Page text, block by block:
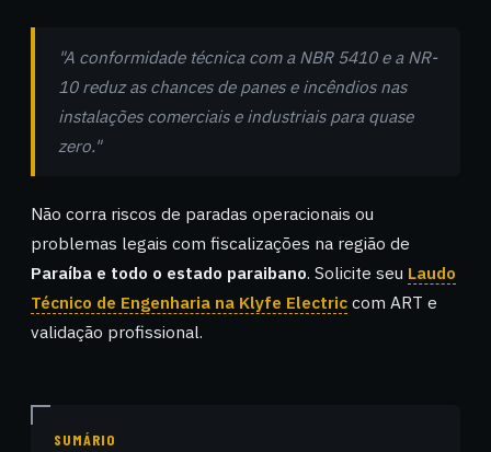
"A conformidade técnica com a NBR 5410 e a NR-
10 reduz as chances de panes e incêndios nas
instalações comerciais e industriais para quase
zero."
Não corra riscos de paradas operacionais ou
problemas legais com fiscalizações na região de
Paraíba e todo o estado paraibano. Solicite seu Laudo
Técnico de Engenharia na Klyfe Electric com ART e
validação profissional.
SUMÁRIO